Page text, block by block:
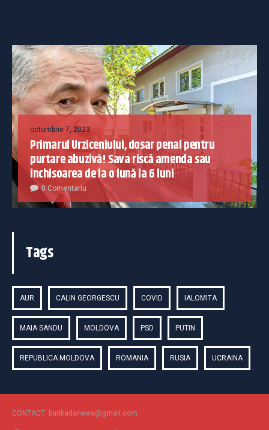
octombrie 7, 2023
Primarul Urziceniului, dosar penal pentru
purtare abuzivă! Sava riscă amenda sau
închisoarea de la o lună la 6 luni
0 Comentariu
Tags
AUR CALIN GEORGESCU COVID IALOMITA
MAIA SANDU MOLDOVA PSD PUTIN
REPUBLICA MOLDOVA ROMANIA RUSIA UCRAINA
CONTACT: barikadanews@gmail.com